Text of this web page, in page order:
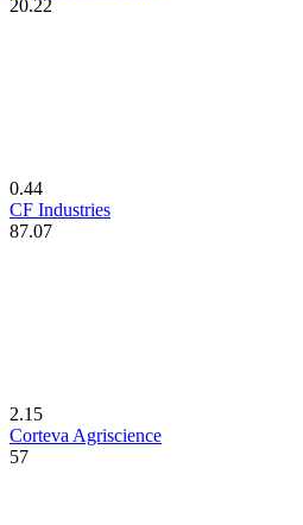
20.22
0.44
CF Industries
87.07
2.15
Corteva Agriscience
57